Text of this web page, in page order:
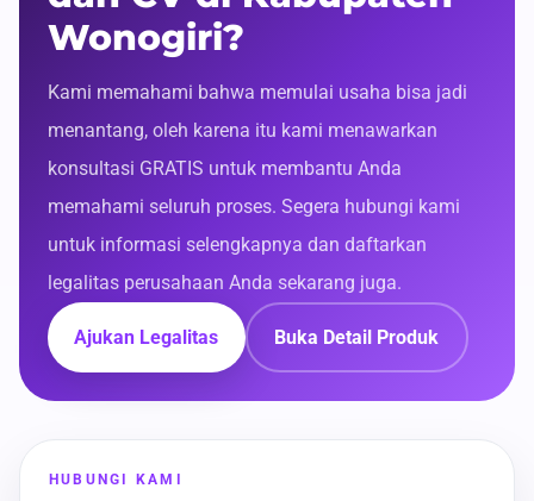
Wonogiri?
Kami memahami bahwa memulai usaha bisa jadi
menantang, oleh karena itu kami menawarkan
konsultasi GRATIS untuk membantu Anda
memahami seluruh proses. Segera hubungi kami
untuk informasi selengkapnya dan daftarkan
legalitas perusahaan Anda sekarang juga.
Ajukan Legalitas Buka Detail Produk
HUBUNGI KAMI